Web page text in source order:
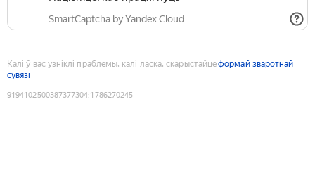
SmartCaptcha by Yandex Cloud
Калі ў вас узніклі праблемы, калі ласка, скарыстайцеформай зваротнай
сувязі
9194102500387377304:1786270245